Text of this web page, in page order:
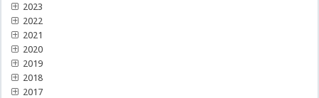
2023
2022
2021
2020
2019
2018
2017